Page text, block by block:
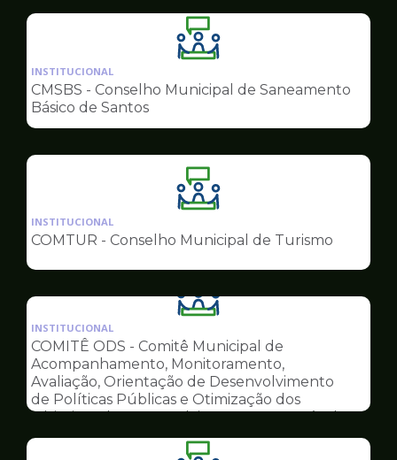
Ilustração
da
pagina
Conselhos
INSTITUCIONAL
CMSBS - Conselho Municipal de Saneamento
Básico de Santos
Ilustração
da
pagina
Conselhos
INSTITUCIONAL
COMTUR - Conselho Municipal de Turismo
Ilustração
da
pagina
de
Conselhos
INSTITUCIONAL
COMITÊ ODS - Comitê Municipal de
Acompanhamento, Monitoramento,
Avaliação, Orientação de Desenvolvimento
de Políticas Públicas e Otimização dos
Objetivos do Desenvolvimento Sustentável